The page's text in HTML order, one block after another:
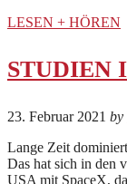
LESEN + HÖREN
STUDIEN
23. Februar 2021 by
Lange Zeit
Das hat sich in den
USA mit SpaceX,